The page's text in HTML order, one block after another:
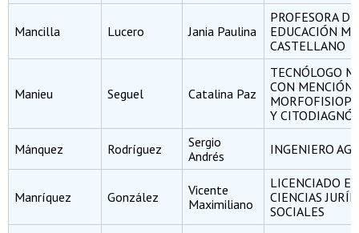
Mancilla Lucero Jania Paulina
PROFESORA DE
EDUCACIÓN
CASTELLANO
Manieu Seguel Catalina Paz
TECNÓLOGO
CON MENCIÓN
Y
Mánquez Rodríguez
Sergio
Andrés
INGENIERO
Manríquez González
Vicente
Maximiliano
LICENCIADO EN
CIENCIAS
SOCIALES